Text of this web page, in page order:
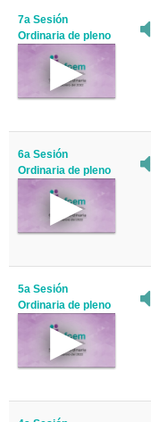
7a Sesión
Ordinaria de pleno
6a Sesión
Ordinaria de pleno
5a Sesión
Ordinaria de pleno